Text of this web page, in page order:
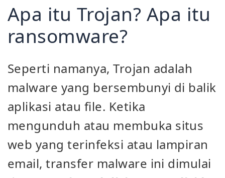
Apa itu Trojan? Apa itu
ransomware?
Seperti namanya, Trojan adalah
malware yang bersembunyi di balik
aplikasi atau file. Ketika
mengunduh atau membuka situs
web yang terinfeksi atau lampiran
email, transfer malware ini dimulai